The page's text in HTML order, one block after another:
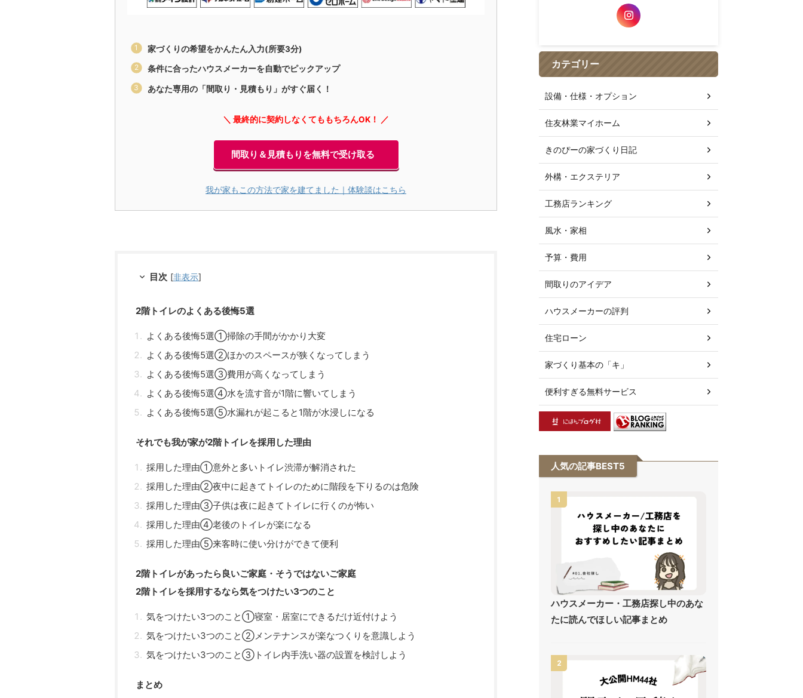
家づくりの希望をかんたん入力(所要3分)
条件に合ったハウスメーカーを自動でピックアップ
あなた専用の「間取り・見積もり」がすぐ届く！
＼ 最終的に契約しなくてももちろんOK！ ／
間取り＆見積もりを無料で受け取る
我が家もこの方法で家を建てました｜体験談はこちら
目次 [非表示]
2階トイレのよくある後悔5選
よくある後悔5選①掃除の手間がかかり大変
よくある後悔5選②ほかのスペースが狭くなってしまう
よくある後悔5選③費用が高くなってしまう
よくある後悔5選④水を流す音が1階に響いてしまう
よくある後悔5選⑤水漏れが起こると1階が水浸しになる
それでも我が家が2階トイレを採用した理由
採用した理由①意外と多いトイレ渋滞が解消された
採用した理由②夜中に起きてトイレのために階段を下りるのは危険
採用した理由③子供は夜に起きてトイレに行くのが怖い
採用した理由④老後のトイレが楽になる
採用した理由⑤来客時に使い分けができて便利
2階トイレがあったら良いご家庭・そうではないご家庭
2階トイレを採用するなら気をつけたい3つのこと
気をつけたい3つのこと①寝室・居室にできるだけ近付けよう
気をつけたい3つのこと②メンテナンスが楽なつくりを意識しよう
気をつけたい3つのこと③トイレ内手洗い器の設置を検討しよう
まとめ
カテゴリー
設備・仕様・オプション
住友林業マイホーム
きのぴーの家づくり日記
外構・エクステリア
工務店ランキング
風水・家相
予算・費用
間取りのアイデア
ハウスメーカーの評判
住宅ローン
家づくり基本の「キ」
便利すぎる無料サービス
人気の記事BEST5
1
ハウスメーカー・工務店探し中のあな
たに読んでほしい記事まとめ
2